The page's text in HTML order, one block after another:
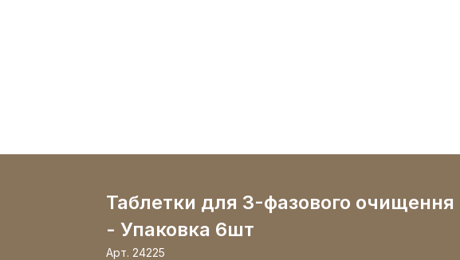
Таблетки для 3-фазового очищення
- Упаковка 6шт
Арт. 24225